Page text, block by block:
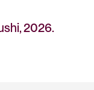
2026.